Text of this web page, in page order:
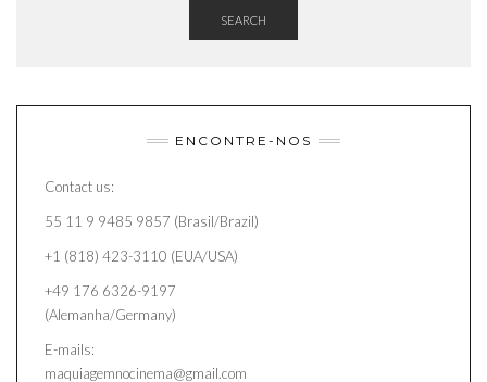
SEARCH
ENCONTRE-NOS
Contact us:
55 11 9 9485 9857 (Brasil/Brazil)
+1 (818) 423-3110 (EUA/USA)
+49 176 6326-9197
(Alemanha/Germany)
E-mails:
maquiagemnocinema@gmail.com